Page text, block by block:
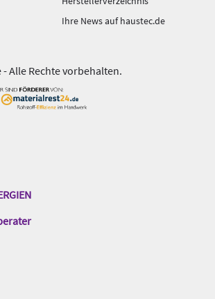
Ihre News auf haustec.de
Alle Rechte vorbehalten.